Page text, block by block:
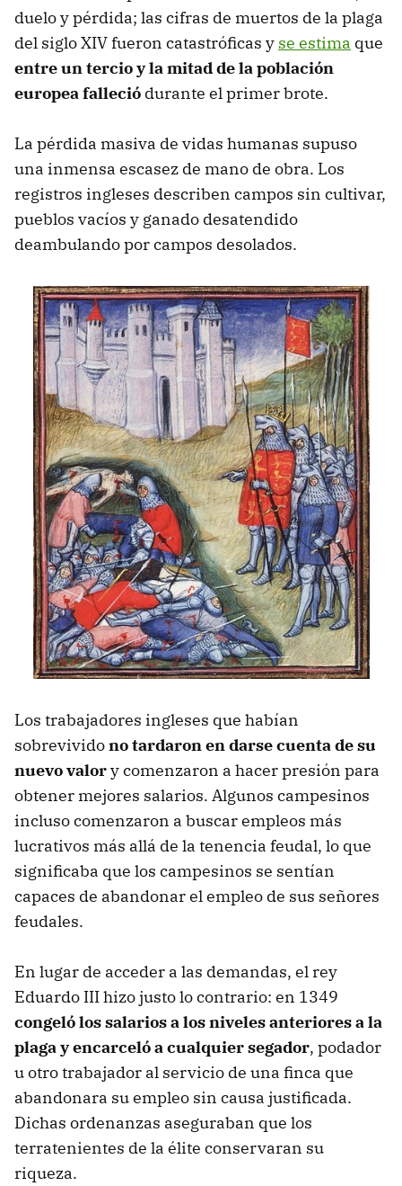
duelo y pérdida; las cifras de muertos de la plaga
del siglo XIV fueron catastróficas y se estima que
entre un tercio y la mitad de la población
europea falleció durante el primer brote.
La pérdida masiva de vidas humanas supuso
una inmensa escasez de mano de obra. Los
registros ingleses describen campos sin cultivar,
pueblos vacíos y ganado desatendido
deambulando por campos desolados.
Los trabajadores ingleses que habían
sobrevividono tardaron en darse cuenta de su
nuevo valory comenzaron a hacer presión para
obtener mejores salarios. Algunos campesinos
incluso comenzaron a buscar empleos más
lucrativos más allá de la tenencia feudal, lo que
significaba que los campesinos se sentían
capaces de abandonar el empleo de sus señores
feudales.
En lugar de acceder a las demandas, el rey
Eduardo III hizo justo lo contrario: en 1349
congeló los salarios a los niveles anteriores a la
plaga y encarceló a cualquier segador, podador
u otro trabajador al servicio de una finca que
abandonara su empleo sin causa justificada.
Dichas ordenanzas aseguraban que los
terratenientes de la élite conservaran su
riqueza.